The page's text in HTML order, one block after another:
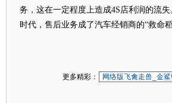
务，这在一定程度上造成4S店利润的流
时代，售后业务成了汽车经销商的“救命
更多精彩： 网络版飞禽走兽_金